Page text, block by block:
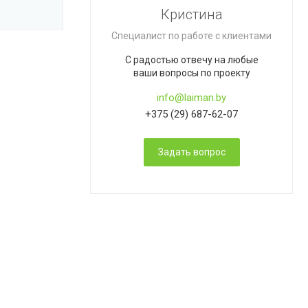
Кристина
Специалист по работе с клиентами
С радостью отвечу на любые
ваши вопросы по проекту
info@laiman.by
+375 (29) 687-62-07
Задать вопрос